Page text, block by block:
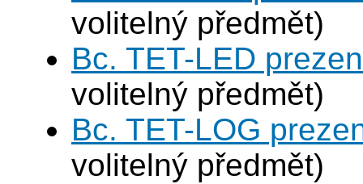
volitelný předmět)
Bc. TET-LED
volitelný předmět)
Bc. TET-LOG
volitelný předmět)